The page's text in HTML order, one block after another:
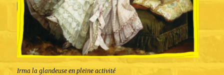
Irma la glandeuse en pleine activité